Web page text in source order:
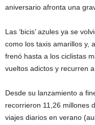
aniversario afronta una
Las ‘bicis’ azules ya se
como los taxis amarillos y,
frenó hasta a los ciclistas
vueltos adictos y recurren
Desde su lanzamiento a
recorrieron 11,26 millones
viajes diarios en verano